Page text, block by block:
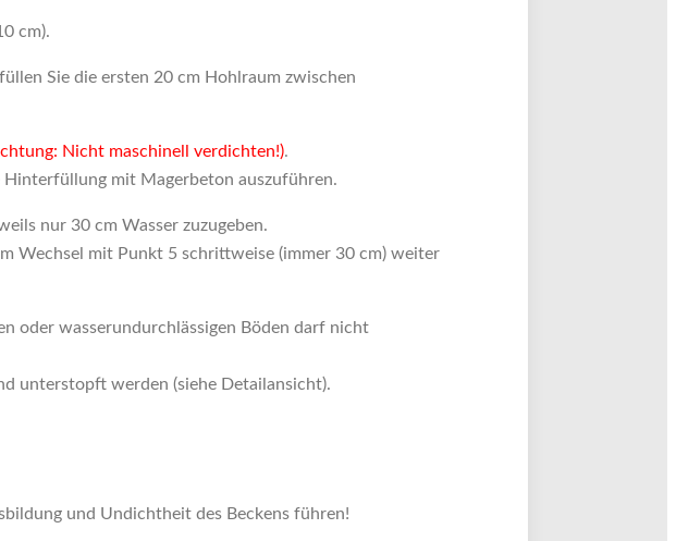
cm).
Sie die ersten 20 cm Hohlraum zwischen
Nicht maschinell verdichten!).
Hinterfüllung mit Magerbeton auszuführen.
nur 30 cm Wasser zuzugeben.
Wechsel mit Punkt 5 schrittweise (immer 30 cm) weiter
oder wasserundurchlässigen Böden darf nicht
unterstopft werden (siehe Detailansicht).
und Undichtheit des Beckens führen!